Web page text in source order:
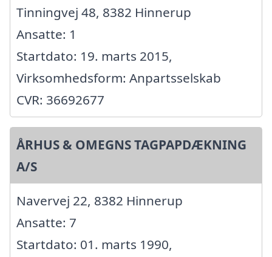
Tinningvej 48, 8382 Hinnerup
Ansatte: 1
Startdato: 19. marts 2015,
Virksomhedsform: Anpartsselskab
CVR: 36692677
ÅRHUS & OMEGNS TAGPAPDÆKNING
A/S
Navervej 22, 8382 Hinnerup
Ansatte: 7
Startdato: 01. marts 1990,